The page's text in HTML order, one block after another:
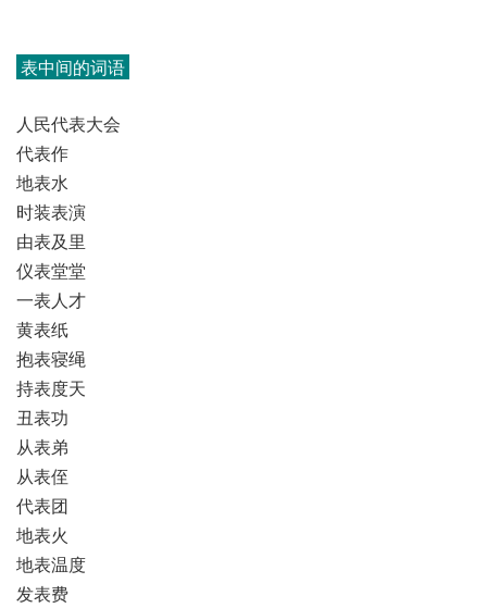
表中间的词语
人民代表大会
代表作
地表水
时装表演
由表及里
仪表堂堂
一表人才
黄表纸
抱表寝绳
持表度天
丑表功
从表弟
从表侄
代表团
地表火
地表温度
发表费